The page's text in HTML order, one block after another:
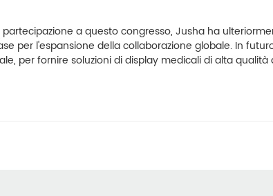
a questo congresso, Jusha ha
per l'espansione della collaborazione globale. In
per fornire soluzioni di display medicali di alta